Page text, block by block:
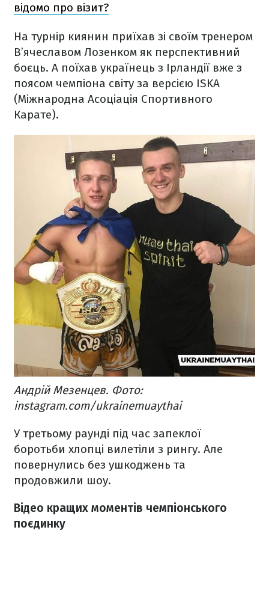
відомо про візит?
На турнір киянин приїхав зі своїм тренером
В’ячеславом Лозенком як перспективний
боєць. А поїхав українець з Ірландії вже з
поясом чемпіона світу за версією ISKA
(Міжнародна Асоціація Спортивного
Карате).
Андрій Мезенцев. Фото:
instagram.com/ukrainemuaythai
У третьому раунді під час запеклої
боротьби хлопці вилетіли з рингу. Але
повернулись без ушкоджень та
продовжили шоу.
Відео кращих моментів чемпіонського
поєдинку